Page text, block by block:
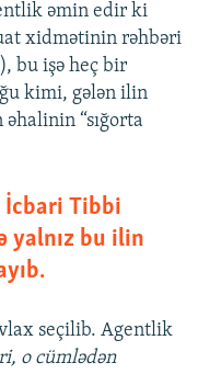
əmin edir ki
xidmətinin rəhbəri
bu işə heç bir
kimi, gələn ilin
“sığorta
İcbari Tibbi
yalnız bu ilin
seçilib. Agentlik
o cümlədən